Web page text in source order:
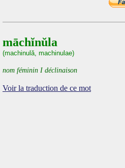
māchĭnŭla
(machinulă, machinulae)
nom féminin I déclinaison
Voir la traduction de ce mot